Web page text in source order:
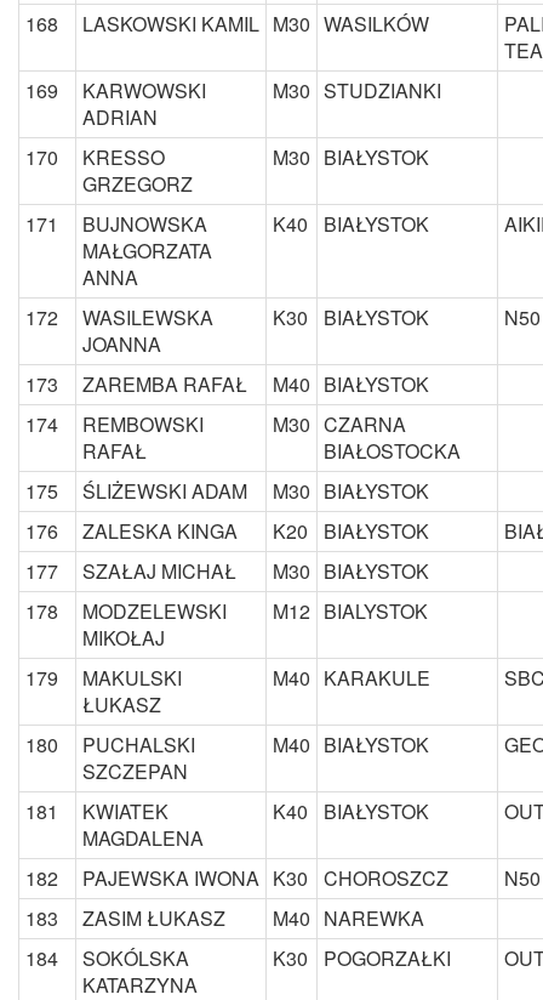
168
LASKOWSKI KAMIL M30 WASILKÓW
169
KARWOWSKI
ADRIAN
M30 STUDZIANKI
170
KRESSO
GRZEGORZ
M30 BIAŁYSTOK
171
BUJNOWSKA
MAŁGORZATA
ANNA
K40 BIAŁYSTOK
172
WASILEWSKA
JOANNA
K30 BIAŁYSTOK N50
173 ZAREMBA RAFAŁ M40 BIAŁYSTOK
174
REMBOWSKI
RAFAŁ
M30 CZARNA
BIAŁOSTOCKA
175
ŚLIŻEWSKI ADAM M30 BIAŁYSTOK
176
ZALESKA KINGA K20 BIAŁYSTOK
177
SZAŁAJ MICHAŁ M30 BIAŁYSTOK
178
MODZELEWSKI
MIKOŁAJ
M12 BIALYSTOK
179
MAKULSKI
ŁUKASZ
M40 KARAKULE
180
PUCHALSKI
SZCZEPAN
M40 BIAŁYSTOK
181
KWIATEK
MAGDALENA
K40 BIAŁYSTOK
182 PAJEWSKA IWONA K30 CHOROSZCZ
N50
183
ZASIM ŁUKASZ M40 NAREWKA
184
SOKÓLSKA
KATARZYNA
K30 POGORZAŁKI